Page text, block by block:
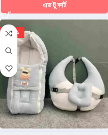
এড টু কার্ট
-20%